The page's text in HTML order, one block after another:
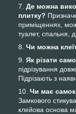
Де можна
плитку?
приміщеннях,
туалет, спальня,
Чи можна
Як різати
підрізування
Підрізають з
Чи має
Замкового
клейова основа